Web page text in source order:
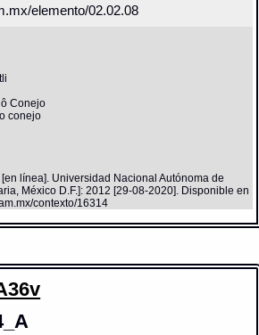
elemento/02.02.08
Conejo
conejo
línea]. Universidad Nacional Autónoma de
México D.F.]: 2012 [29-08-2020]. Disponible en
contexto/16314